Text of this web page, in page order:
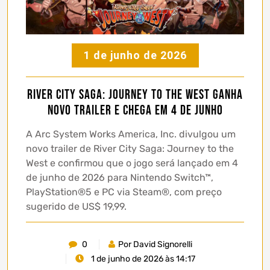
1 de junho de 2026
River City Saga: Journey to the West ganha
novo trailer e chega em 4 de junho
A Arc System Works America, Inc. divulgou um
novo trailer de River City Saga: Journey to the
West e confirmou que o jogo será lançado em 4
de junho de 2026 para Nintendo Switch™,
PlayStation®5 e PC via Steam®, com preço
sugerido de US$ 19,99.
0
Por David Signorelli
1 de junho de 2026 às 14:17